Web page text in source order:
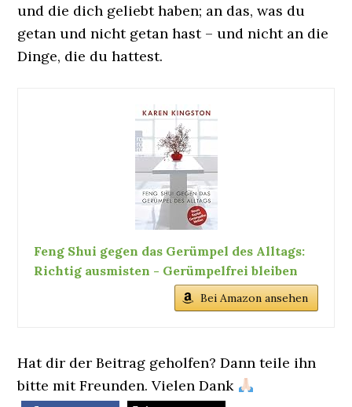
und die dich geliebt haben; an das, was du
getan und nicht getan hast – und nicht an die
Dinge, die du hattest.
Feng Shui gegen das Gerümpel des Alltags:
Richtig ausmisten - Gerümpelfrei bleiben
Bei Amazon ansehen
Hat dir der Beitrag geholfen? Dann teile ihn
bitte mit Freunden. Vielen Dank